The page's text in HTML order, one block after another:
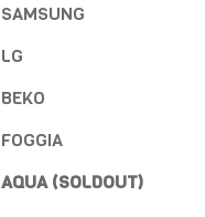
SAMSUNG
LG
BEKO
FOGGIA
AQUA (SOLDOUT)